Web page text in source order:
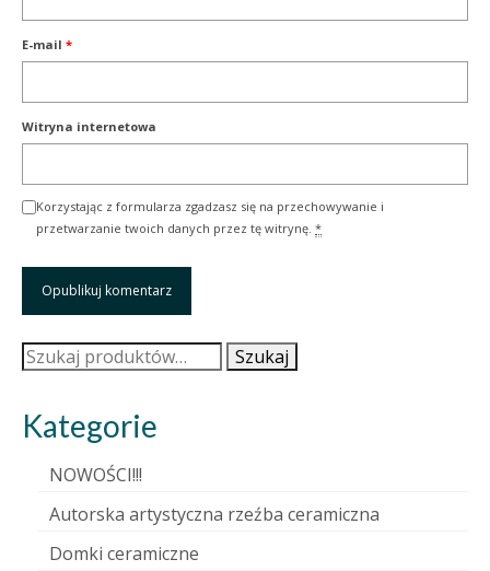
E-mail *
Witryna internetowa
Korzystając z formularza zgadzasz się na przechowywanie i
przetwarzanie twoich danych przez tę witrynę. *
Szukaj: Szukaj
Kategorie
NOWOŚCI!!!
Autorska artystyczna rzeźba ceramiczna
Domki ceramiczne